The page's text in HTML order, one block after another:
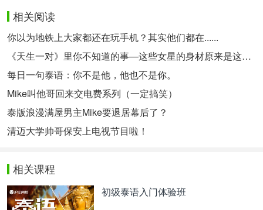
安静的睡相
好亮的眼睛
相关热点： 泰国娱乐新闻 玛尼和她的朋友们
相关阅读
你以为地铁上大家都还在玩手机？其实他们都在......
《天生一对》里你不知道的事—这些女星的身材原来是这样的
每日一句泰语：你不是他，他也不是你。
Mike叫他哥回来交电费系列（一定搞笑）
泰版浪漫满屋男主Mike要退居幕后了？
清迈大学帅哥保安上电视节目啦！
相关课程
初级泰语入门体验班